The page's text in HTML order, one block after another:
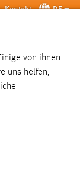
Kontakt DE
SUCHE
von ihnen
uns helfen,